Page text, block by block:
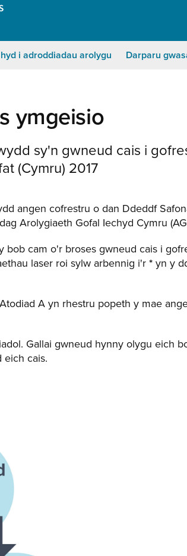
i adroddiadau arolygu Darparu
ymgeisio
sy'n gwneud cais i
(Cymru) 2017
angen cofrestru o dan Ddeddf
Arolygiaeth Gofal Iechyd Cymru
cam o'r broses gwneud cais i
laser roi sylw arbennig i'r * yn y
A yn rhestru popeth y mae
Gallai gwneud hynny olygu eich
eich cais.